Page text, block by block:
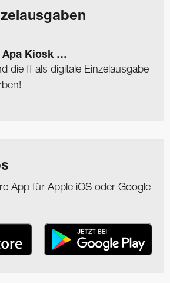
Apa Kiosk …
die ff als digitale Einzelausgabe
App für Apple iOS oder Google